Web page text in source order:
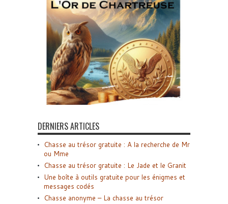
DERNIERS ARTICLES
Chasse au trésor gratuite : A la recherche de Mr
ou Mme
Chasse au trésor gratuite : Le Jade et le Granit
Une boîte à outils gratuite pour les énigmes et
messages codés
Chasse anonyme – La chasse au trésor